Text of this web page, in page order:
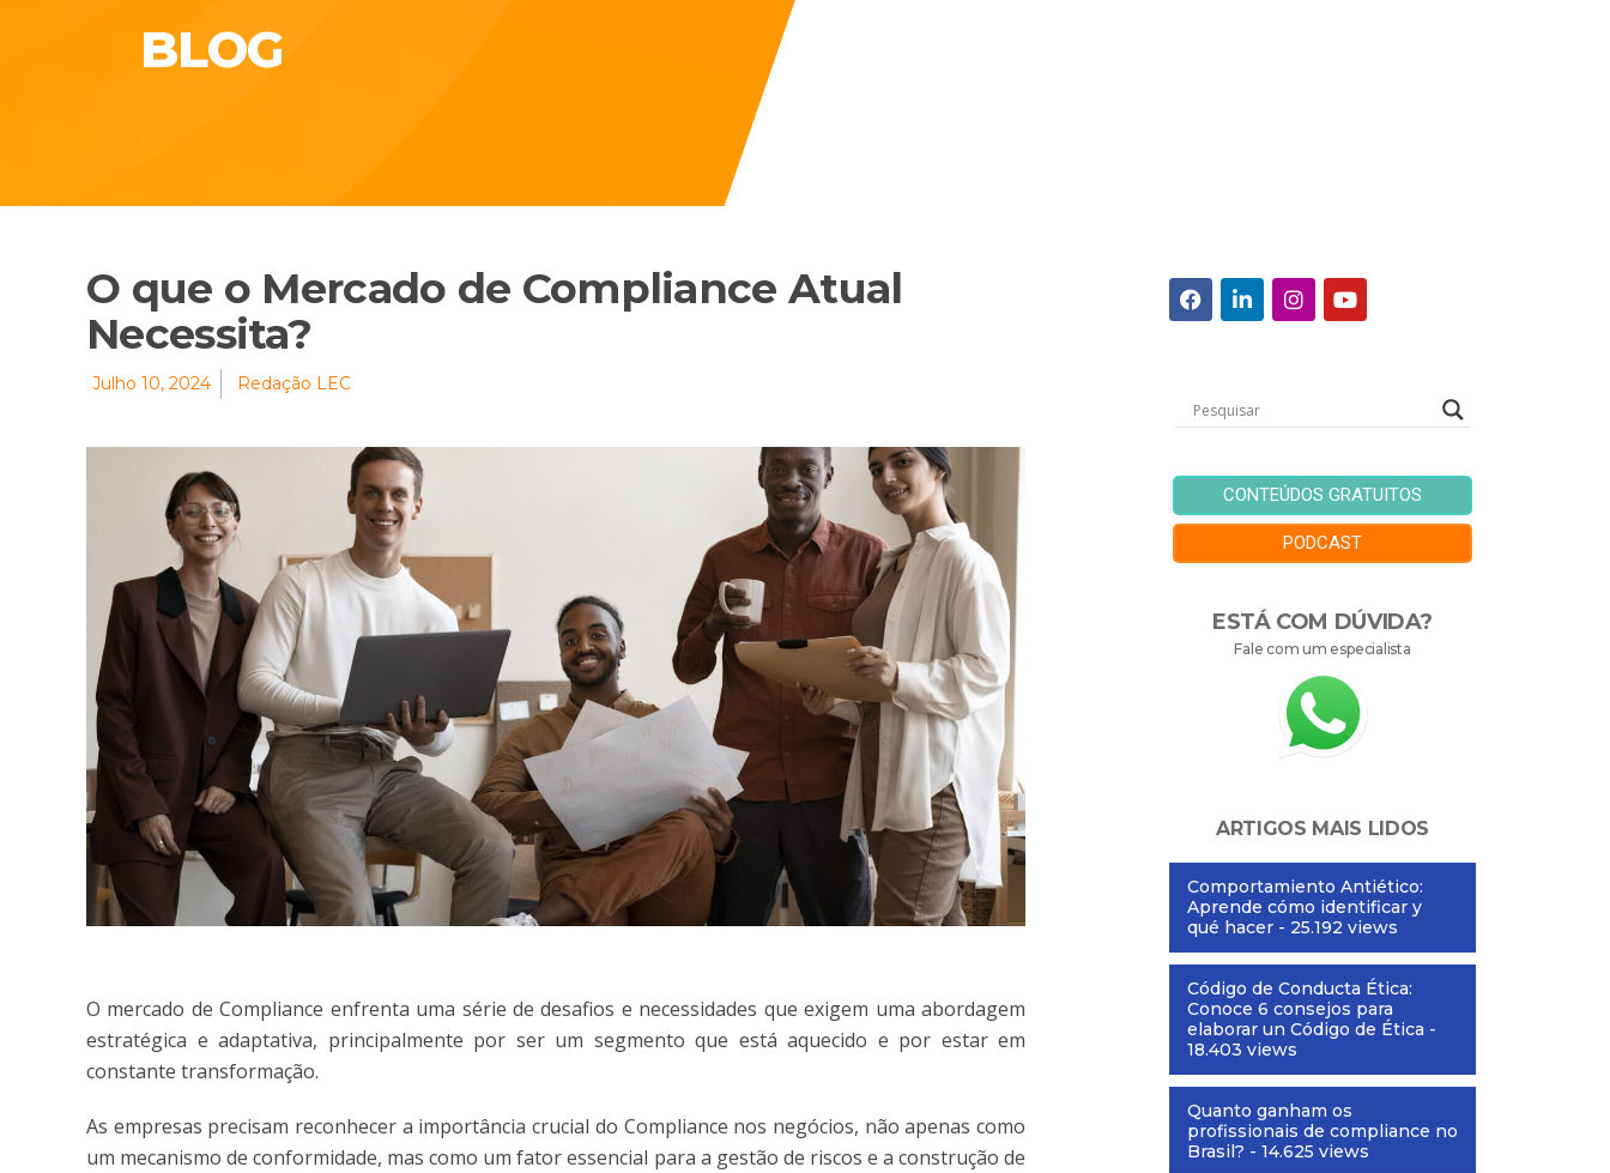
BLOG
O que o Mercado de Compliance Atual
Necessita?
Julho 10, 2024 Redação LEC
O mercado de Compliance enfrenta uma série de desafios e necessidades que exigem uma abordagem
estratégica e adaptativa, principalmente por ser um segmento que está aquecido e por estar em
constante transformação.
As empresas precisam reconhecer a importância crucial do Compliance nos negócios, não apenas como
um mecanismo de conformidade, mas como um fator essencial para a gestão de riscos e a construção de
CONTEÚDOS GRATUITOS
PODCAST
ESTÁ COM DÚVIDA?
Fale com um especialista
ARTIGOS MAIS LIDOS
Comportamiento Antiético:
Aprende cómo identificar y
qué hacer - 25.192 views
Código de Conducta Ética:
Conoce 6 consejos para
elaborar un Código de Ética -
18.403 views
Quanto ganham os
profissionais de compliance no
Brasil? - 14.625 views